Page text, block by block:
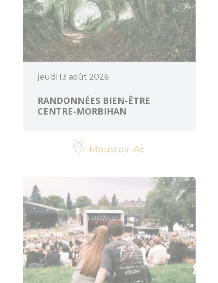
jeudi 13 août 2026
RANDONNÉES BIEN-ÊTRE
CENTRE-MORBIHAN
Moustoir-Ac